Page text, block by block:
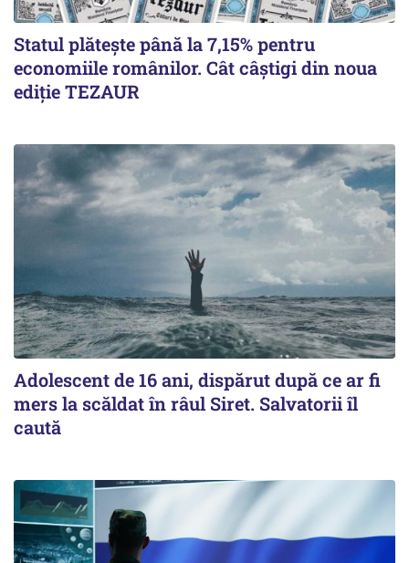
Statul plătește până la 7,15% pentru
economiile românilor. Cât câștigi din noua
ediție TEZAUR
Adolescent de 16 ani, dispărut după ce ar fi
mers la scăldat în râul Siret. Salvatorii îl
caută